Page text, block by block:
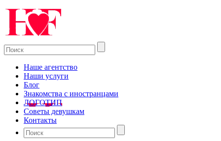
Наше агентство
Наши услуги
Блог
Знакомства с иностранцами
ЛОГОТИП
Советы девушкам
Контакты